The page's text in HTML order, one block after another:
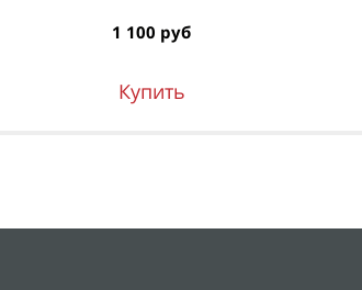
1 100 руб
Купить